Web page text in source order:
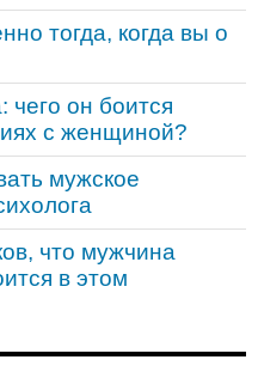
тогда, когда вы о
чего он боится
с женщиной?
мужское
что мужчина
в этом